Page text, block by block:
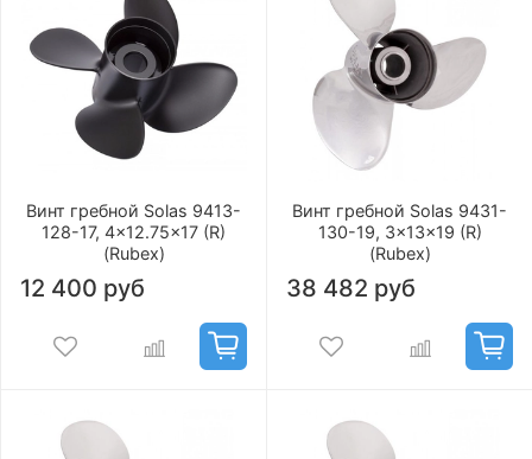
Винт гребной Solas 9413-
128-17, 4x12.75x17 (R)
(Rubex)
12 400 руб
Винт гребной Solas 9431-
130-19, 3x13x19 (R)
(Rubex)
38 482 руб